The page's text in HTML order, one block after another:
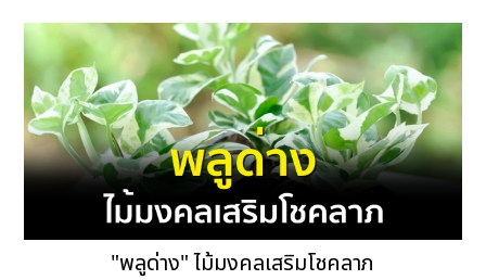
"พลูด่าง" ไม้มงคลเสริมโชคลาภ